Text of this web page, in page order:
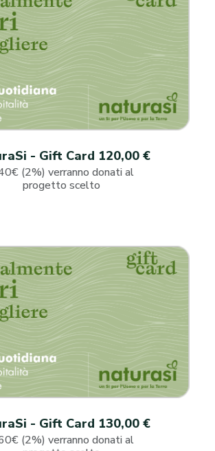
- Gift Card 120,00 €
(2%) verranno donati al
progetto scelto
- Gift Card 130,00 €
(2%) verranno donati al